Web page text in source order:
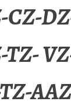
CZ-
TZ-